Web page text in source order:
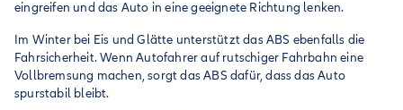
eingreifen und das Auto in eine geeignete Richtung lenken.
Im Winter bei Eis und Glätte unterstützt das ABS ebenfalls die
Fahrsicherheit. Wenn Autofahrer auf rutschiger Fahrbahn eine
Vollbremsung machen, sorgt das ABS dafür, dass das Auto
spurstabil bleibt.